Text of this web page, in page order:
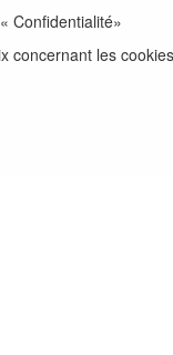
Confidentialité»
concernant les